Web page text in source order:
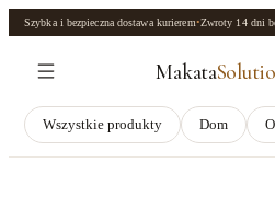
Szybka i bezpieczna dostawa kurierem•Zwroty 14 dni
Makata
Wszystkie produkty Dom